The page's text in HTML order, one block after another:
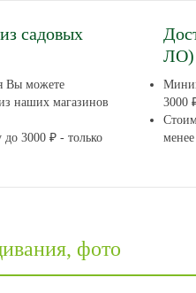
садовых
Вы можете
наших магазинов
3000 ₽ - только
ЛО)
3000
фото